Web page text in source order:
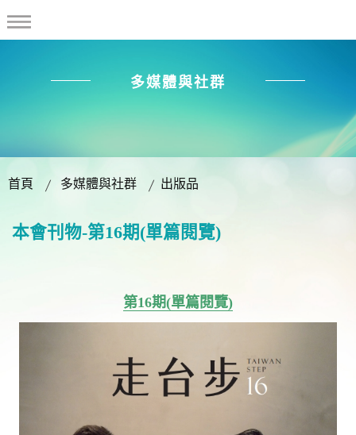
多媒體與社群
首頁 多媒體與社群 出版品
本會刊物-第16期(單篇閱覽)
第16期(單篇閱覽)